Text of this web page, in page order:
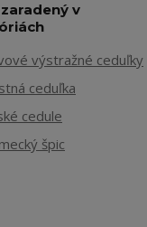
v
výstražné ceduľky
ceduľka
cedule
špic